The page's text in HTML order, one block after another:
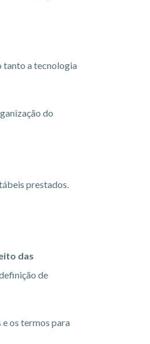
tanto a tecnologia
do
prestados.
das
de
os termos para